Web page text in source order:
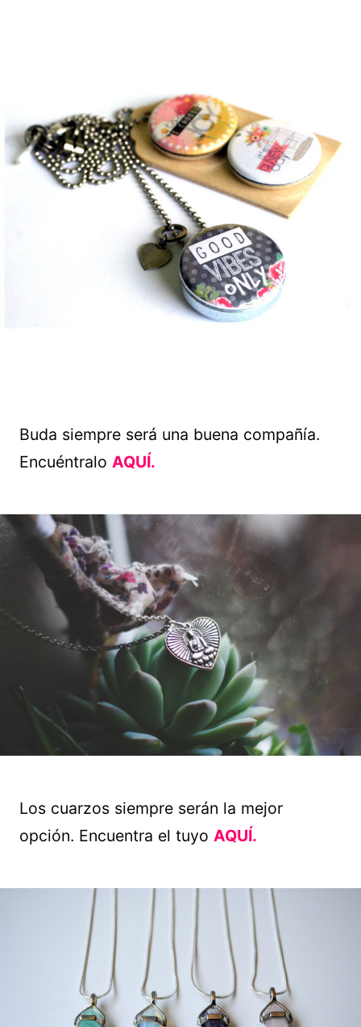
Buda siempre será una buena compañía.
Encuéntralo AQUÍ.
Los cuarzos siempre serán la mejor
opción. Encuentra el tuyo AQUÍ.